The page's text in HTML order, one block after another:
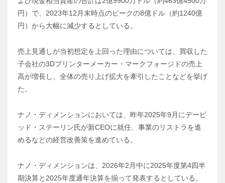
円）で、2023年12月末時点のピークの8億ドル（約1240億
円）から大幅に減少するとしている。
売上見通しが当初想定を上回った理由については、買収した
子会社の3Dプリンターメーカー・マークフォージドの売上
高が増長し、全体の売り上げ拡大を牽引したことなどを挙げ
た。
ナノ・ディメンションにおいては、昨年2025年9月にデービ
ッド・ステーリン氏が新CEOに就任、事業のリストラを進
めるなどの経営改善策を進めている。
ナノ・ディメンションは、2026年2月中に2025年度第4四半
期決算と2025年度通年決算を揃って発表するとしている。